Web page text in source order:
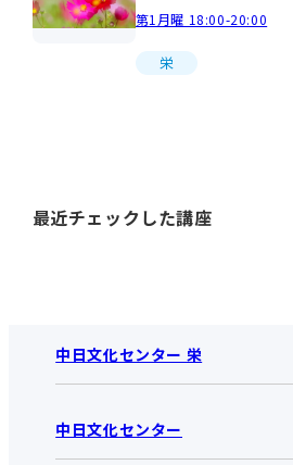
第1月曜 18:00-20:00
栄
最近チェックした講座
中日文化センター 栄
中日文化センター 栄HOME
お知らせ
中日文化センター